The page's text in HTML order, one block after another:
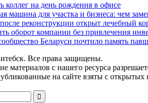
коллег на день рождения в офисе
машина для участка и бизнеса: чем
реконструкции открыт лечебный
оборот компании без привлечения
Беларуси почтило память
Все права защищены.
материалов с нашего ресурса
на сайте взяты с открытых